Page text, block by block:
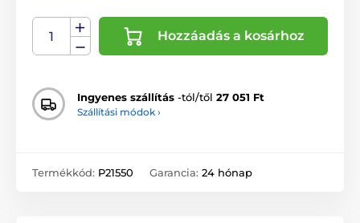
Hozzáadás a kosárhoz
Ingyenes szállítás -tól/től 27 051 Ft
Szállítási módok ›
Termékkód: P21550 Garancia: 24 hónap